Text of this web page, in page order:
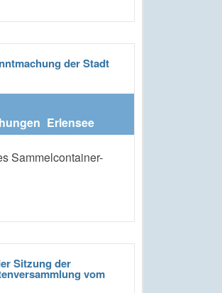
der Stadt
Erlensee
Sammelcontainer-
Sitzung der
vom